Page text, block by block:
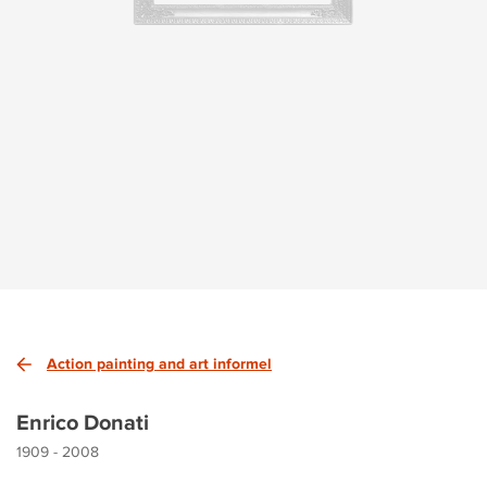
Action painting and art informel
Enrico Donati
1909 - 2008